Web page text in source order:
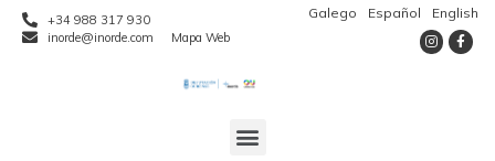
+34 988 317 930
inorde@inorde.com
Mapa Web
Galego Español English